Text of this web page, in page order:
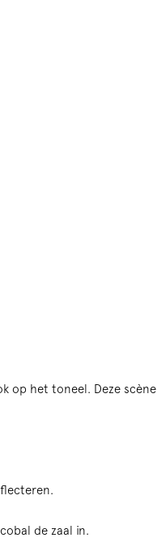
op het toneel. Deze scène
de zaal in.